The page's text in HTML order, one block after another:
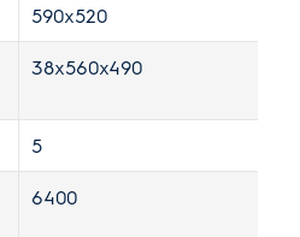
590x520
38x560x490
5
6400